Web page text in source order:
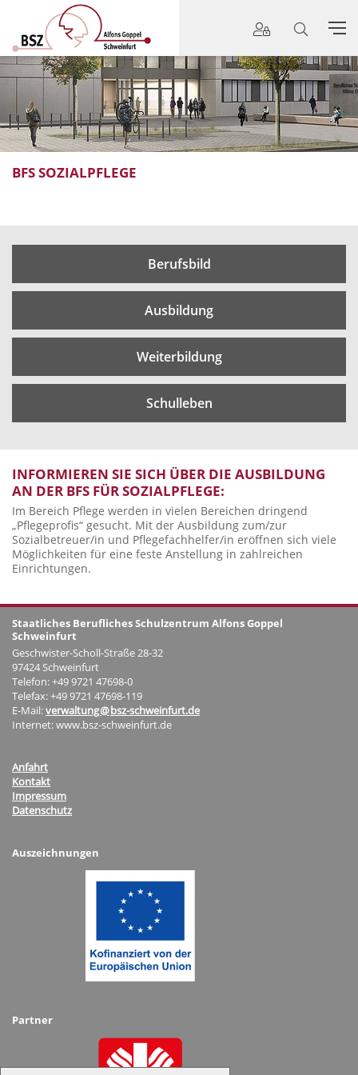
BFS SOZIALPFLEGE
Berufsbild
Ausbildung
Weiterbildung
Schulleben
INFORMIEREN SIE SICH ÜBER DIE AUSBILDUNG
AN DER BFS FÜR SOZIALPFLEGE:
Im Bereich Pflege werden in vielen Bereichen dringend
„Pflegeprofis“ gesucht. Mit der Ausbildung zum/zur
Sozialbetreuer/in und Pflegefachhelfer/in eröffnen sich viele
Möglichkeiten für eine feste Anstellung in zahlreichen
Einrichtungen.
Staatliches Berufliches Schulzentrum Alfons Goppel
Schweinfurt
Geschwister-Scholl-Straße 28-32
97424 Schweinfurt
Telefon: +49 9721 47698-0
Telefax: +49 9721 47698-119
E-Mail:verwaltung@bsz-schweinfurt.de
Internet: www.bsz-schweinfurt.de
Anfahrt
Kontakt
Impressum
Datenschutz
Auszeichnungen
Partner